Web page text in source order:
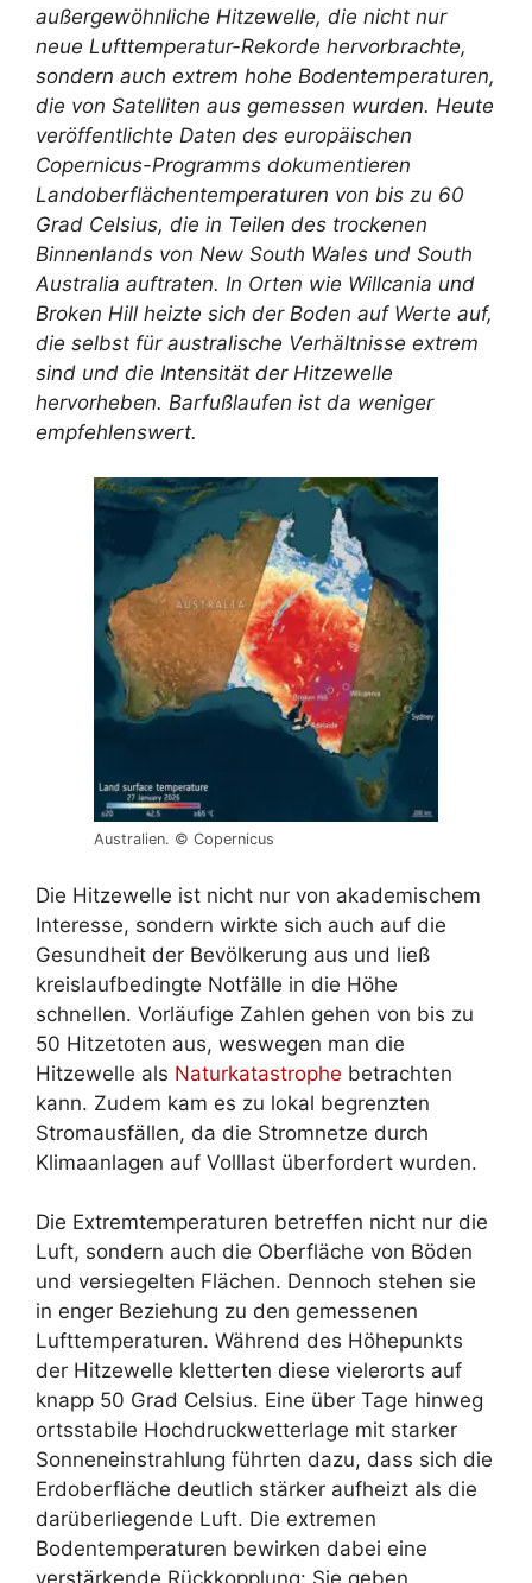
außergewöhnliche Hitzewelle, die nicht nur
neue Lufttemperatur-Rekorde hervorbrachte,
sondern auch extrem hohe Bodentemperaturen,
die von Satelliten aus gemessen wurden. Heute
veröffentlichte Daten des europäischen
Copernicus-Programms dokumentieren
Landoberflächentemperaturen von bis zu 60
Grad Celsius, die in Teilen des trockenen
Binnenlands von New South Wales und South
Australia auftraten. In Orten wie Willcania und
Broken Hill heizte sich der Boden auf Werte auf,
die selbst für australische Verhältnisse extrem
sind und die Intensität der Hitzewelle
hervorheben. Barfußlaufen ist da weniger
empfehlenswert.
Australien. © Copernicus
Die Hitzewelle ist nicht nur von akademischem
Interesse, sondern wirkte sich auch auf die
Gesundheit der Bevölkerung aus und ließ
kreislaufbedingte Notfälle in die Höhe
schnellen. Vorläufige Zahlen gehen von bis zu
50 Hitzetoten aus, weswegen man die
Hitzewelle als Naturkatastrophe betrachten
kann. Zudem kam es zu lokal begrenzten
Stromausfällen, da die Stromnetze durch
Klimaanlagen auf Volllast überfordert wurden.
Die Extremtemperaturen betreffen nicht nur die
Luft, sondern auch die Oberfläche von Böden
und versiegelten Flächen. Dennoch stehen sie
in enger Beziehung zu den gemessenen
Lufttemperaturen. Während des Höhepunkts
der Hitzewelle kletterten diese vielerorts auf
knapp 50 Grad Celsius. Eine über Tage hinweg
ortsstabile Hochdruckwetterlage mit starker
Sonneneinstrahlung führten dazu, dass sich die
Erdoberfläche deutlich stärker aufheizt als die
darüberliegende Luft. Die extremen
Bodentemperaturen bewirken dabei eine